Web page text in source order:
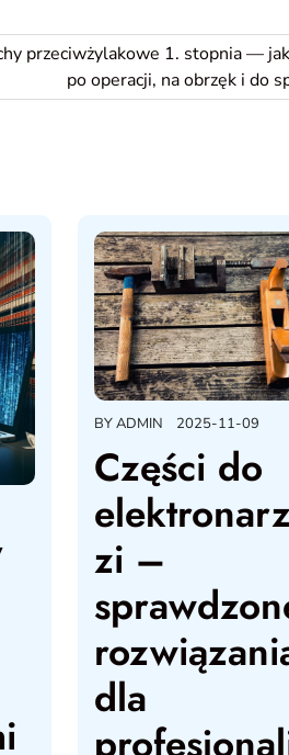
przeciwżylakowe 1. stopnia —
po operacji, na obrzęk i do
BYADMIN 2025-11-09
Części do
zi –
dla